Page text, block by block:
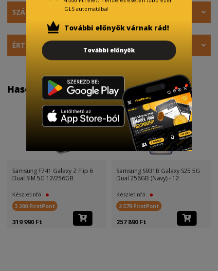
SZÁLLÍTÁS
ÉRTÉKELÉS
Hasonló termékek
Samsung F741 Galaxy Z Flip 6
Dual SIM 5G 12/256GB
Készletinfó:
3 200 FirstPont
319 990 Ft
Samsung S931B Galaxy S25 5G
Dual 256GB (Navy) - 12
Készletinfó:
2 579 FirstPont
257 890 Ft
GLS automatába!
További előnyök várnak rád!
További előnyök